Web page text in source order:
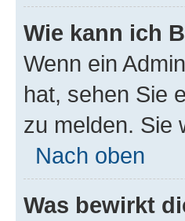
Wie kann ich
Wenn ein
hat, sehen Sie
zu melden. Sie
Nach oben
Was bewirkt